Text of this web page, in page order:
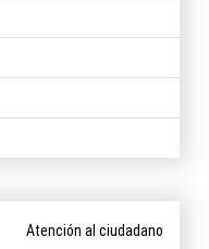
Atención al ciudadano